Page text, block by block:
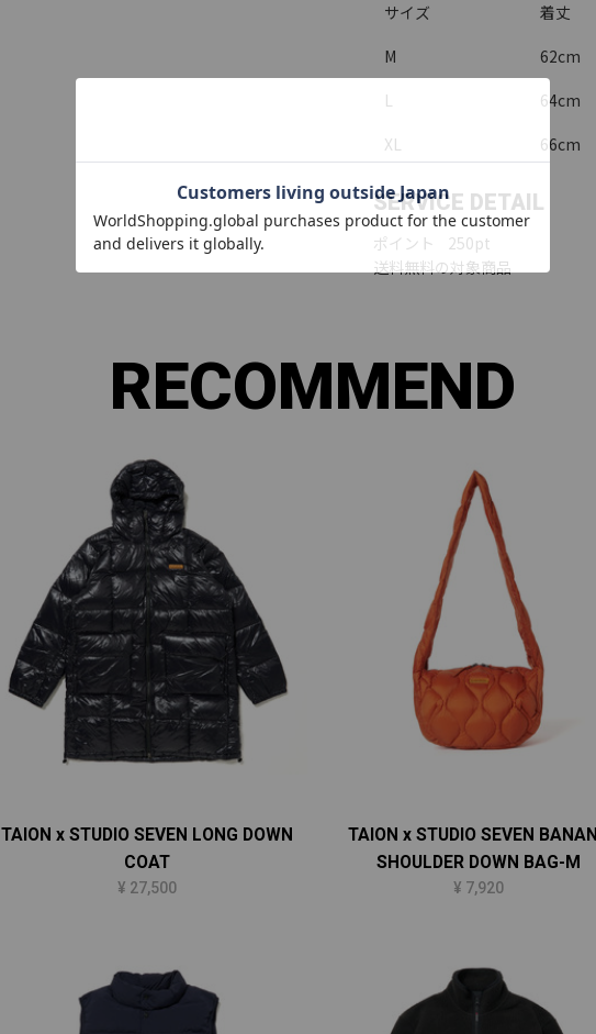
サイズ 着丈
M
62cm
L
64cm
XL
66cm
SERVICE DETAIL
ポイント 250pt
送料無料の対象商品
RECOMMEND
TAION x STUDIO SEVEN LONG DOWN
COAT
¥ 27,500
TAION x STUDIO SEVEN
SHOULDER DOWN BAG-M
¥ 7,920